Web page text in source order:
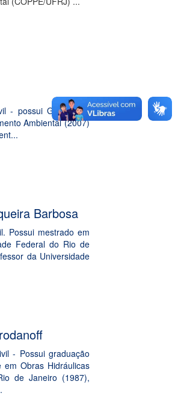
- possui Graduação
Ambiental (2007)
Barbosa
Possui mestrado em
Federal do Rio de
da Universidade
- Possui graduação
Obras Hidráulicas
de Janeiro (1987),